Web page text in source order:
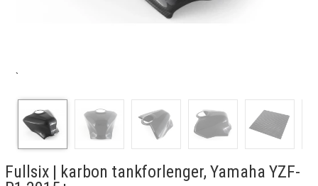
`
Fullsix | karbon tankforlenger, Yamaha YZF-